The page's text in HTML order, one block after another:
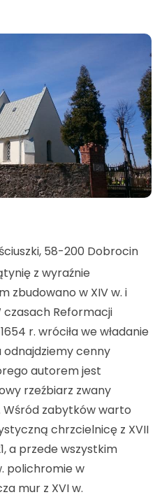
58-200 Dobrocin
z wyraźnie
zbudowano w XIV w. i
czasach Reformacji
r. wróciła we władanie
odnajdziemy cenny
autorem jest
rzeźbiarz zwany
Wśród zabytków warto
chrzcielnicę z XVII
a przede wszystkim
polichromie w
mur z XVI w.